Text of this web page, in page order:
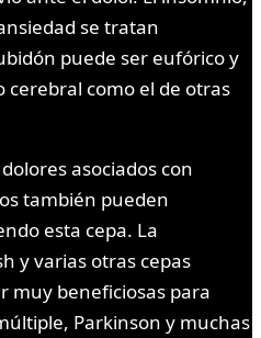
se tratan
puede ser eufórico y
como el de otras
asociados con
también pueden
esta cepa. La
y varias otras cepas
muy beneficiosas para
Parkinson y muchas